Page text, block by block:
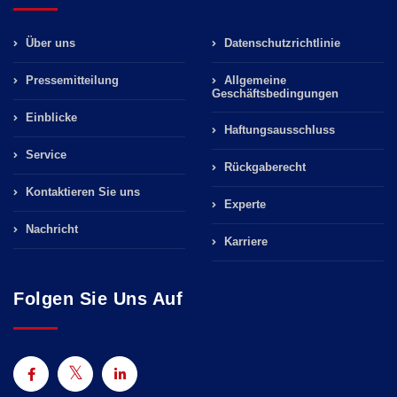
Über uns
Pressemitteilung
Einblicke
Service
Kontaktieren Sie uns
Nachricht
Datenschutzrichtlinie
Allgemeine
Geschäftsbedingungen
Haftungsausschluss
Rückgaberecht
Experte
Karriere
Folgen Sie Uns Auf